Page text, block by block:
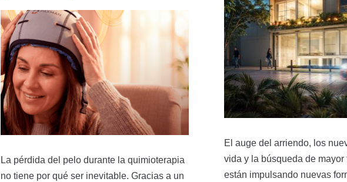
La pérdida del pelo durante la quimioterapia
no tiene por qué ser inevitable. Gracias a un
El auge del arriendo, los
vida y la búsqueda de mayor
están impulsando nuevas